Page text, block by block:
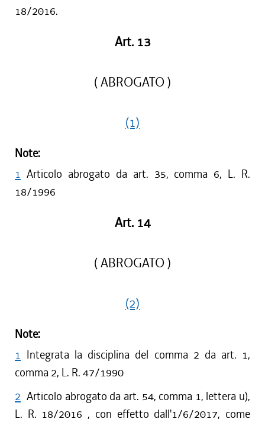
18/2016.
Art. 13
( ABROGATO )
(1)
Note:
1 Articolo abrogato da art. 35, comma 6, L. R.
18/1996
Art. 14
( ABROGATO )
(2)
Note:
1 Integrata la disciplina del comma 2 da art. 1,
comma 2, L. R. 47/1990
2 Articolo abrogato da art. 54, comma 1, lettera u),
L. R. 18/2016 , con effetto dall'1/6/2017, come